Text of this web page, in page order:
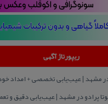
ریپورتاژ آگهی
در مشهد | عیب‌یابی تخصصی + امداد
پرادو در مشهد | عیب‌یابی دقیق و